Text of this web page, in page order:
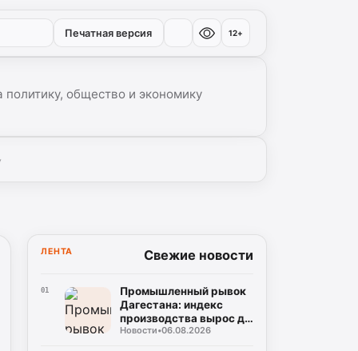
Печатная версия 12+
общество и экономику
ЛЕНТА Свежие новости
01
Промышленный рывок
Дагестана: индекс
производства вырос до
106%, а объем отгрузки
Новости•06.08.2026